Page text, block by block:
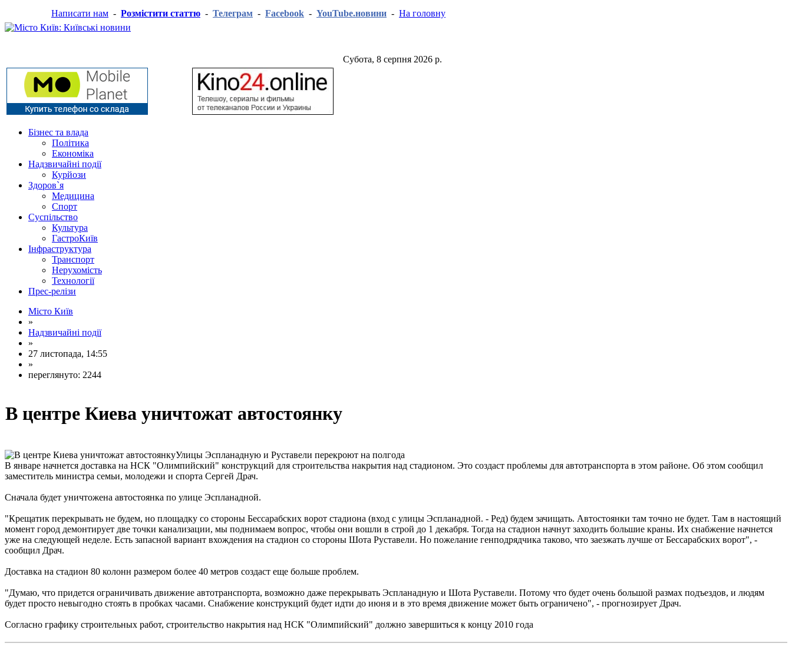
Написати нам - Розмістити статтю - Телеграм - Facebook - YouTube.новини - На головну
Субота, 8 серпня 2026 р.
Бізнес та влада
Політика
Економіка
Надзвичайні події
Курйози
Здоров`я
Медицина
Спорт
Суспільство
Культура
ГастроКиїв
Інфраструктура
Транспорт
Нерухомість
Технології
Прес-релізи
Місто Київ
»
Надзвичайні події
»
27 листопада, 14:55
»
переглянуто: 2244
В центре Киева уничтожат автостоянку
Улицы Эспланадную и Руставели перекроют на полгода
В январе начнется доставка на НСК "Олимпийский" конструкций для строительства накрытия над стадионом. Это создаст проблемы для автотранспорта в этом районе. Об этом сообщил
заместитель министра семьи, молодежи и спорта Сергей Драч.
Сначала будет уничтожена автостоянка по улице Эспланадной.
"Крещатик перекрывать не будем, но площадку со стороны Бессарабских ворот стадиона (вход с улицы Эспланадной. - Ред) будем зачищать. Автостоянки там точно не будет. Там в настоящий
момент город демонтирует две точки канализации, мы поднимаем вопрос, чтобы они вошли в строй до 1 декабря. Тогда на стадион начнут заходить большие краны. Их снабжение начнется
уже на следующей неделе. Есть запасной вариант вхождения на стадион со стороны Шота Руставели. Но пожелание генподрядчика таково, что заезжать лучше от Бессарабских ворот", -
сообщил Драч.
Доставка на стадион 80 колонн размером более 40 метров создаст еще больше проблем.
"Думаю, что придется ограничивать движение автотранспорта, возможно даже перекрывать Эспланадную и Шота Руставели. Потому что будет очень большой размах подъездов, и людям
будет просто невыгодно стоять в пробках часами. Снабжение конструкций будет идти до июня и в это время движение может быть ограничено", - прогнозирует Драч.
Согласно графику строительных работ, строительство накрытия над НСК "Олимпийский" должно завершиться к концу 2010 года